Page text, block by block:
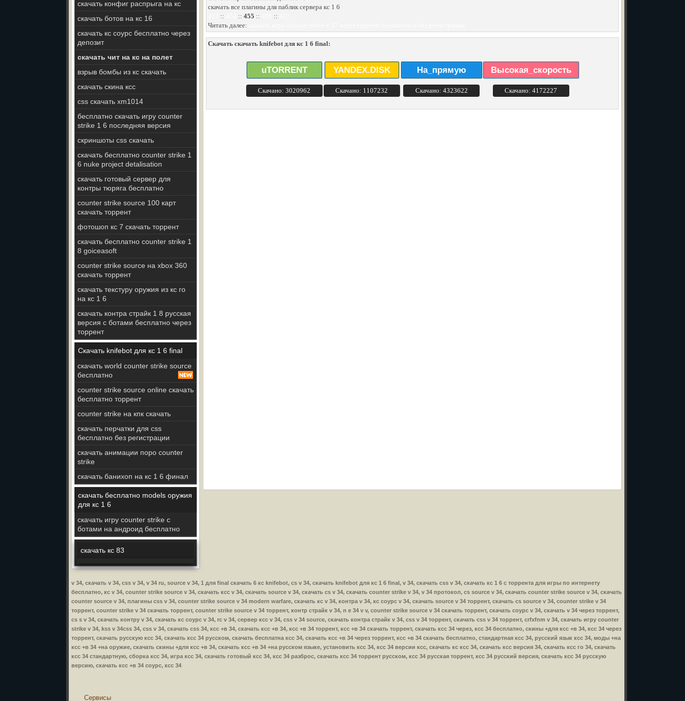
скачать конфиг распрыга на кс
скачать ботов на кс 16
скачать кс соурс бесплатно через
депозит
скачать чит на кс на полет
взрыв бомбы из кс скачать
скачать скина ксс
css скачать xm1014
бесплатно скачать игру counter
strike 1 6 последняя версия
скриншоты css скачать
скачать бесплатно counter strike 1
6 nuke project detalisation
скачать готовый сервер для
контры тюряга бесплатно
counter strike source 100 карт
скачать торрент
фотошоп кс 7 скачать торрент
скачать бесплатно counter strike 1
8 goiceasoft
counter strike source на xbox 360
скачать торрент
скачать текстуру оружия из кс го
на кс 1 6
скачать контра страйк 1 8 русская
версия с ботами бесплатно через
торрент
Скачать knifebot для кс 1 6 final
скачать world counter strike source
бесплатно
counter strike source online скачать
бесплатно торрент
counter strike на кпк скачать
скачать перчатки для css
бесплатно без регистрации
скачать анимации поро counter
strike
скачать банихоп на кс 1 6 финал
скачать бесплатно models оружия
для кс 1 6
скачать игру counter strike с
ботами на андроид бесплатно
скачать кс 83
скачать все плагины для паблик сервера кс 1 6
:: :: 455 :: ::
Читать далее:
Скачать скачать knifebot для кс 1 6 final:
uTORRENT
Скачано: 3020962
YANDEX.DISK
Скачано: 1107232
На_прямую
Скачано: 4323622
Высокая_скорость
Скачано: 4172227
v 34, скачать v 34, css v 34, v 34 ru, source v 34, 1 для final скачать 6 кс knifebot, cs v 34, скачать knifebot для кс 1 6 final, v 34, скачать css v 34, скачать кс 1 6 с торрента для игры по интернету
бесплатно, кс v 34, counter strike source v 34, скачать ксс v 34, скачать source v 34, скачать cs v 34, скачать counter strike v 34, v 34 протокол, cs source v 34, скачать counter strike source v 34, скачать
counter source v 34, плагины css v 34, counter strike source v 34 modern warfare, скачать кс v 34, контра v 34, кс соурс v 34, скачать source v 34 торрент, скачать cs source v 34, counter strike v 34
торрент, counter strike v 34 скачать торрент, counter strike source v 34 торрент, контр страйк v 34, n e 34 v v, counter strike source v 34 скачать торрент, скачать соурс v 34, скачать v 34 через торрент,
cs s v 34, скачать контру v 34, скачать кс соурс v 34, rc v 34, сервер ксс v 34, css v 34 source, скачать контра страйк v 34, css v 34 торрент, скачать css v 34 торрент, crfxfnm v 34, скачать игру counter
strike v 34, kss v 34css 34, css v 34, скачать css 34, ксс +в 34, скачать ксс +в 34, ксс +в 34 торрент, ксс +в 34 скачать торрент, скачать ксс 34 через, ксс 34 бесплатно, скины +для ксс +в 34, ксс 34 через
торрент, скачать русскую ксс 34, скачать ксс 34 русском, скачать бесплатна ксс 34, скачать ксс +в 34 через торрент, ксс +в 34 скачать бесплатно, стандартная ксс 34, русский язык ксс 34, моды +на
ксс +в 34 +на оружие, скачать скины +для ксс +в 34, скачать ксс +в 34 +на русском языке, установить ксс 34, ксс 34 версии ксс, скачать кс ксс 34, скачать ксс версия 34, скачать ксс го 34, скачать
ксс 34 стандартную, сборка ксс 34, игра ксс 34, скачать готовый ксс 34, ксс 34 разброс, скачать ксс 34 торрент русском, ксс 34 русская торрент, ксс 34 русский версия, скачать ксс 34 русскую
версию, скачать ксс +в 34 соурс, ксс 34
Сервисы